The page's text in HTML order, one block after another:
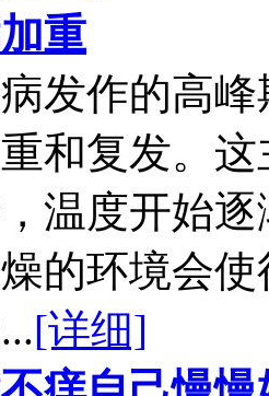
重
发作的高
和复发。
温度开始
的环境会
[详细]